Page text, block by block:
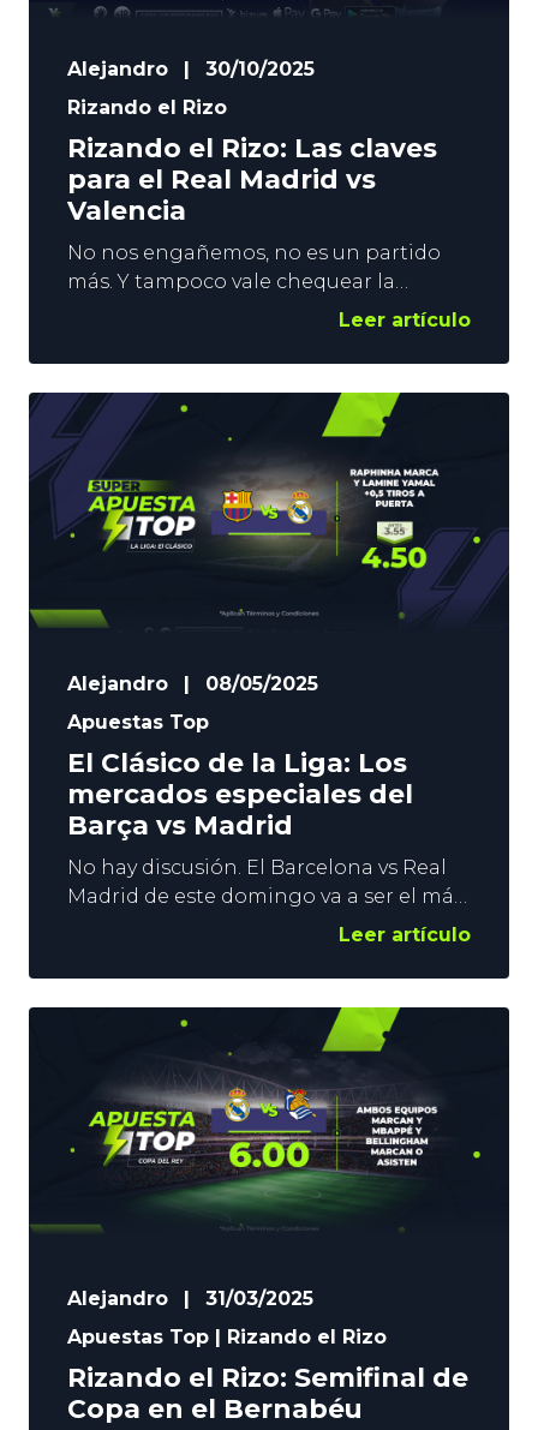
Alejandro
30/10/2025
Rizando el Rizo
Rizando el Rizo: Las claves
para el Real Madrid vs
Valencia
No nos engañemos, no es un partido
más. Y tampoco vale chequear la
clasificación. El Real Madrid vs Valencia
de LaLiga. La rivalidad entre ambos
equipos es máxima, y nos espera un
encuentro vibrante en el Bernabéu este
sábado. Estamos ante un choque que
puede dar más juego
Leer artículo
Alejandro |
08/05/2025
Apuestas Top
El Clásico de la Liga: Los
mercados especiales del
Barça vs Madrid
No hay discusión. El Barcelona vs Real
Madrid de este domingo va a ser el más
decisivo de las últimas temporadas de
local, dejaría al Barça a las puertas del
campeonato. Y una victoria merengue
pondría al vigente campeón a un
pinchazo culé de revalidar el título en
Leer artículo
Alejandro |
31/03/2025
Apuestas Top | Rizando el Rizo
Rizando el Rizo: Semifinal de
Copa en el Bernabéu